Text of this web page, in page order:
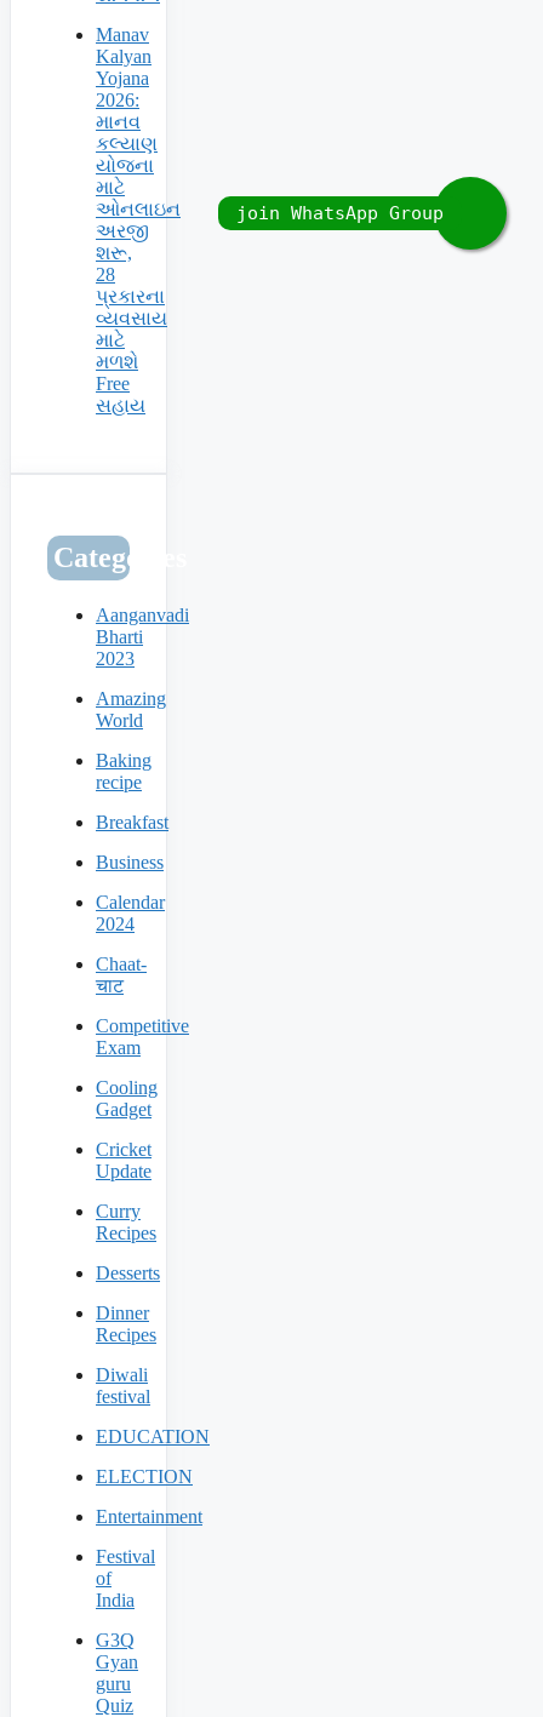
Manav
Kalyan
Yojana
2026:
માનવ
કલ્યાણ
યોજના
માટે
ઓનલાઇન
અરજી
શરૂ,
28
પ્રકારના
વ્યવસાય
માટે
મળશે
Free
સહાય
Categories
Aanganvadi
Bharti
2023
Amazing
World
Baking
recipe
Breakfast
Business
Calendar
2024
Chaat-
चाट
Competitive
Exam
Cooling
Gadget
Cricket
Update
Curry
Recipes
Desserts
Dinner
Recipes
Diwali
festival
EDUCATION
ELECTION
Entertainment
Festival
of
India
G3Q
Gyan
guru
Quiz